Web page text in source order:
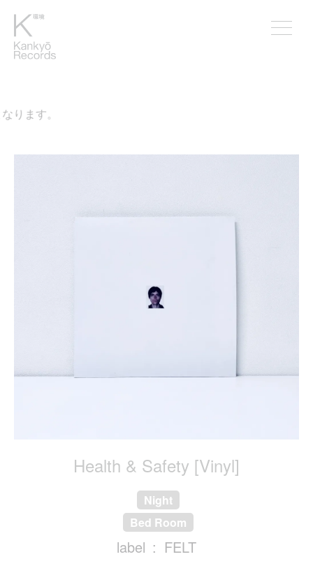
ます。
Health & Safety [Vinyl]
Night
Bed Room
label
FELT